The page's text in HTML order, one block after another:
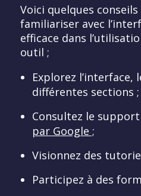
Voici quelques
familiariser avec
efficace dans
outil ;
Explorez l’interface,
différentes sections ;
Consultez le
par Google ;
Visionnez des
Participez à des